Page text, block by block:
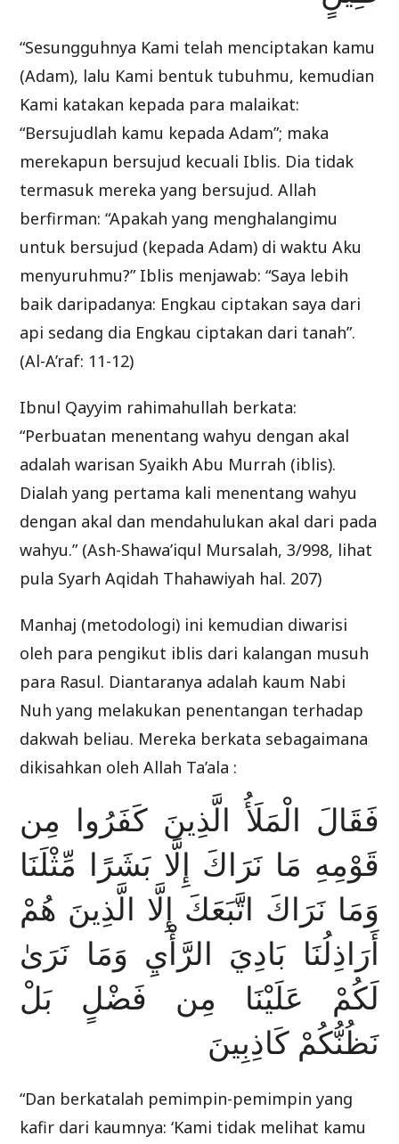
“Sesungguhnya Kami telah menciptakan kamu
(Adam), lalu Kami bentuk tubuhmu, kemudian
Kami katakan kepada para malaikat:
“Bersujudlah kamu kepada Adam”; maka
merekapun bersujud kecuali Iblis. Dia tidak
termasuk mereka yang bersujud. Allah
berfirman: “Apakah yang menghalangimu
untuk bersujud (kepada Adam) di waktu Aku
menyuruhmu?” Iblis menjawab: “Saya lebih
baik daripadanya: Engkau ciptakan saya dari
api sedang dia Engkau ciptakan dari tanah”.
(Al-A’raf: 11-12)
Ibnul Qayyim rahimahullah berkata:
“Perbuatan menentang wahyu dengan akal
adalah warisan Syaikh Abu Murrah (iblis).
Dialah yang pertama kali menentang wahyu
dengan akal dan mendahulukan akal dari pada
wahyu.” (Ash-Shawa’iqul Mursalah, 3/998, lihat
pula Syarh Aqidah Thahawiyah hal. 207)
Manhaj (metodologi) ini kemudian diwarisi
oleh para pengikut iblis dari kalangan musuh
para Rasul. Diantaranya adalah kaum Nabi
Nuh yang melakukan penentangan terhadap
dakwah beliau. Mereka berkata sebagaimana
dikisahkan oleh Allah Ta’ala :
فَقَالَ الْمَلَأُ الَّذِينَ كَفَرُوا مِن
قَوْمِهِ مَا نَرَاكَ إِلَّا بَشَرًا مِّثْلَنَا
وَمَا نَرَاكَ اتَّبَعَكَ إِلَّا الَّذِينَ هُمْ
أَرَاذِلُنَا بَادِيَ الرَّأْيِ وَمَا نَرَىٰ
لَكُمْ عَلَيْنَا مِن فَضْلٍ بَلْ
نَظُنُّكُمْ كَاذِبِينَ
“Dan berkatalah pemimpin-pemimpin yang
kafir dari kaumnya: ‘Kami tidak melihat kamu